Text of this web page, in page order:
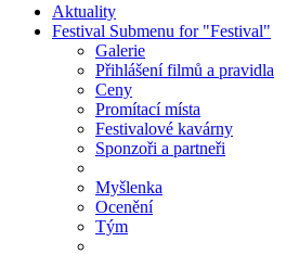
Aktuality
Festival Submenu for "Festival"
Galerie
Přihlášení filmů a pravidla
Ceny
Promítací místa
Festivalové kavárny
Sponzoři a partneři
Myšlenka
Ocenění
Tým